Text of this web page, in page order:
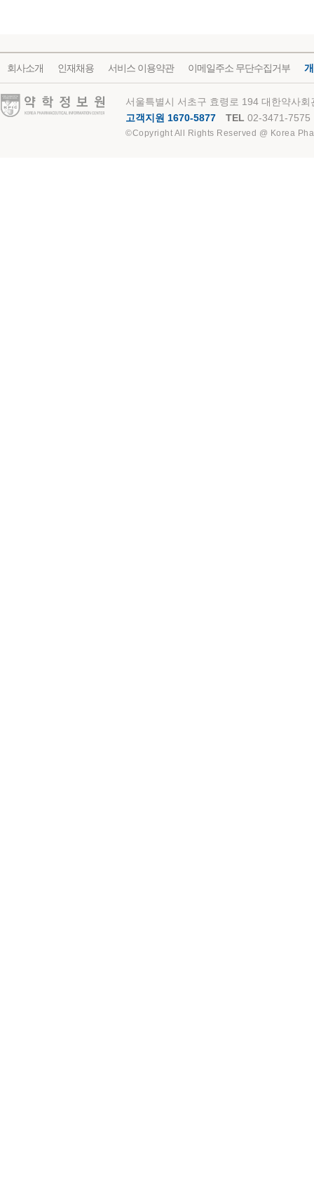
회사소개 인재채용 서비스 이용약관 이메일주소 무단수집거부
약학정보원
서울특별시 서초구 효령로 194 대한약사
고객지원 1670-5877
TEL 02-3471-7575
©Copyright All Rights Reserved @ Korea